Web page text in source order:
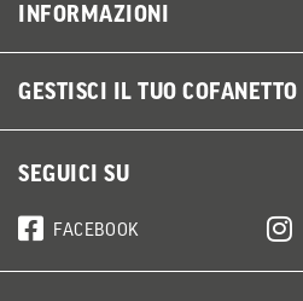
INFORMAZIONI
GESTISCI IL TUO COFANETTO
SEGUICI SU
FACEBOOK